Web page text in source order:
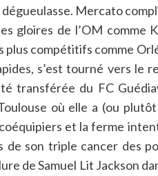
Mercato
gloires de l’OM
compétitifs comme
s’est tourné vers le
transférée du FC
où elle a (ou
et la ferme
de son triple cancer des
de Samuel Lit Jackson